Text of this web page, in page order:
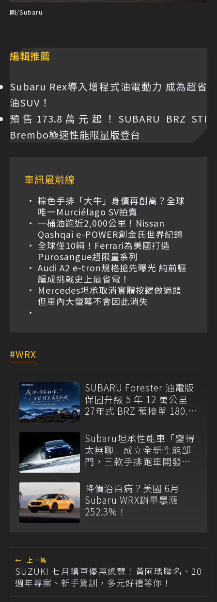
圖/Subaru
編輯推薦
Subaru Rex導入增程式油電動力 成為超省
油SUV！
預售173.8萬元起！SUBARU BRZ STI
Brembo極速性能限量版登台
車訊最前線
棕色手排「大牛」身價再創高？全球
唯一Murciélago SV拍賣
一桶油跑近2,000公里！Nissan
Qashqai e-POWER創金氏世界紀錄
全球僅10輛！Ferrari為美國打造
Purosangue超限量系列
Audi A2 e-tron規格搶先曝光 純前驅
編成挑戰史上最省電！
Mercedes坦承取消實體按鍵做過頭
但車內大螢幕不會因此消失
WRX
SUBARU Forester 油電版
保固升級 5 年 12 萬公里
27年式 BRZ 預接單 180.8
Subaru坦承性能車「變得
太無聊」成立全新性能部
門，三款手排跑車開發
降價治百病？美國 6月
Subaru WRX銷量暴漲
252.3%！
← 上一篇
SUZUKI 七月購車優惠總覽！黃阿瑪聯名、20
週年專案、新手駕訓，多元好禮等你！